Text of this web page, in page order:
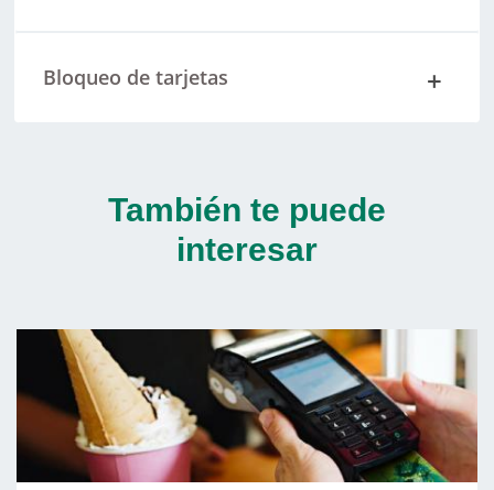
Bloqueo de tarjetas
También te puede
interesar